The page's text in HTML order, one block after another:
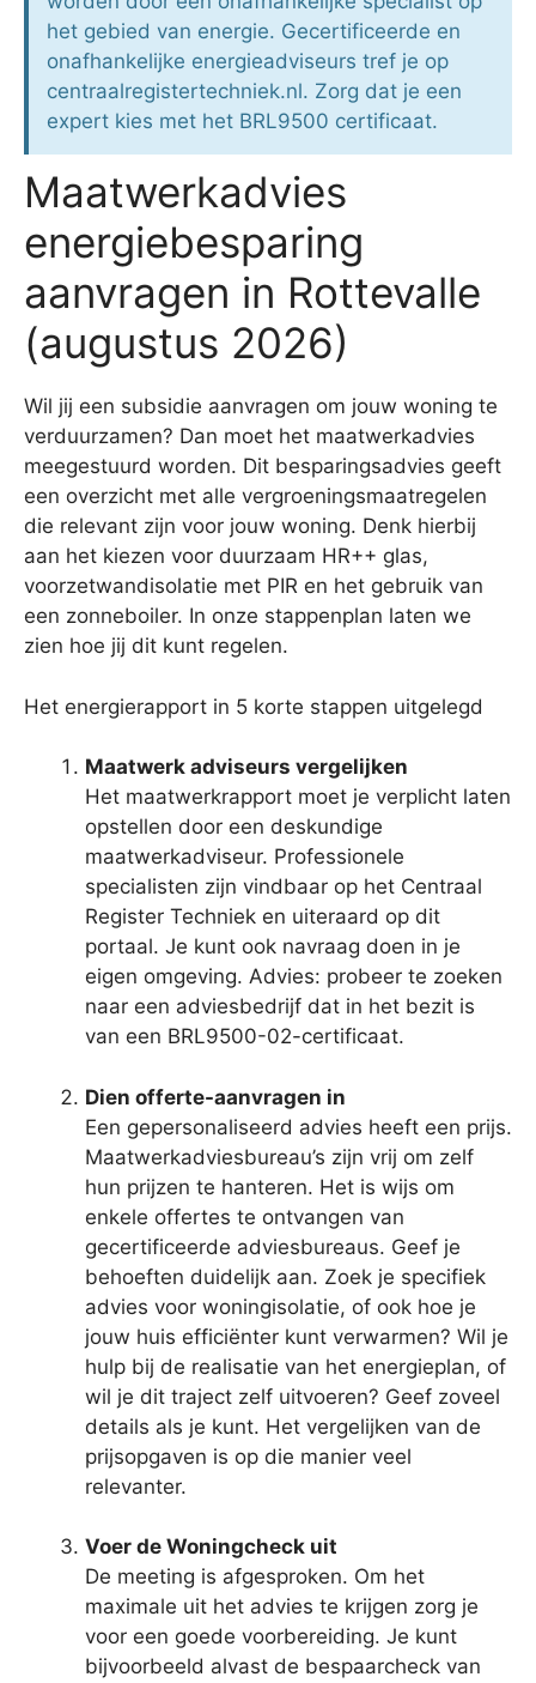
het gebied van energie. Gecertificeerde en
onafhankelijke energieadviseurs tref je op
centraalregistertechniek.nl. Zorg dat je een
expert kies met het BRL9500 certificaat.
Maatwerkadvies
energiebesparing
aanvragen in Rottevalle
(augustus 2026)
Wil jij een subsidie aanvragen om jouw woning te
verduurzamen? Dan moet het maatwerkadvies
meegestuurd worden. Dit besparingsadvies geeft
een overzicht met alle vergroeningsmaatregelen
die relevant zijn voor jouw woning. Denk hierbij
aan het kiezen voor duurzaam HR++ glas,
voorzetwandisolatie met PIR en het gebruik van
een zonneboiler. In onze stappenplan laten we
zien hoe jij dit kunt regelen.
Het energierapport in 5 korte stappen uitgelegd
Maatwerk adviseurs vergelijken
Het maatwerkrapport moet je verplicht laten
opstellen door een deskundige
maatwerkadviseur. Professionele
specialisten zijn vindbaar op het Centraal
Register Techniek en uiteraard op dit
portaal. Je kunt ook navraag doen in je
eigen omgeving. Advies: probeer te zoeken
naar een adviesbedrijf dat in het bezit is
van een BRL9500-02-certificaat.
Dien offerte-aanvragen in
Een gepersonaliseerd advies heeft een prijs.
Maatwerkadviesbureau’s zijn vrij om zelf
hun prijzen te hanteren. Het is wijs om
enkele offertes te ontvangen van
gecertificeerde adviesbureaus. Geef je
behoeften duidelijk aan. Zoek je specifiek
advies voor woningisolatie, of ook hoe je
jouw huis efficiënter kunt verwarmen? Wil je
hulp bij de realisatie van het energieplan, of
wil je dit traject zelf uitvoeren? Geef zoveel
details als je kunt. Het vergelijken van de
prijsopgaven is op die manier veel
relevanter.
Voer de Woningcheck uit
De meeting is afgesproken. Om het
maximale uit het advies te krijgen zorg je
voor een goede voorbereiding. Je kunt
bijvoorbeeld alvast de bespaarcheck van